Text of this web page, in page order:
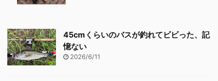
45cmくらいのバスが釣れてビビった、記
憶ない
2026/6/11